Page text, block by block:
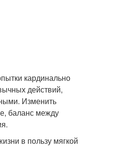
кардинально
действий,
Изменить
баланс между
в пользу мягкой